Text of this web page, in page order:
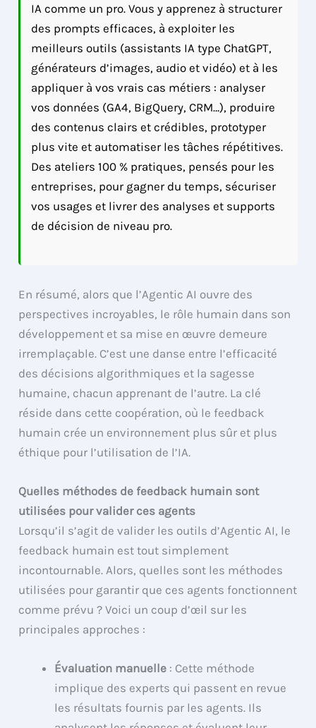
IA comme un pro. Vous y apprenez à structurer
des prompts efficaces, à exploiter les
meilleurs outils (assistants IA type ChatGPT,
générateurs d’images, audio et vidéo) et à les
appliquer à vos vrais cas métiers : analyser
vos données (GA4, BigQuery, CRM…), produire
des contenus clairs et crédibles, prototyper
plus vite et automatiser les tâches répétitives.
Des ateliers 100 % pratiques, pensés pour les
entreprises, pour gagner du temps, sécuriser
vos usages et livrer des analyses et supports
de décision de niveau pro.
En résumé, alors que l’Agentic AI ouvre des
perspectives incroyables, le rôle humain dans son
développement et sa mise en œuvre demeure
irremplaçable. C’est une danse entre l’efficacité
des décisions algorithmiques et la sagesse
humaine, chacun apprenant de l’autre. La clé
réside dans cette coopération, où le feedback
humain crée un environnement plus sûr et plus
éthique pour l’utilisation de l’IA.
Quelles méthodes de feedback humain sont
utilisées pour valider ces agents
Lorsqu’il s’agit de valider les outils d’Agentic AI, le
feedback humain est tout simplement
incontournable. Alors, quelles sont les méthodes
utilisées pour garantir que ces agents fonctionnent
comme prévu ? Voici un coup d’œil sur les
principales approches :
Évaluation manuelle : Cette méthode
implique des experts qui passent en revue
les résultats fournis par les agents. Ils